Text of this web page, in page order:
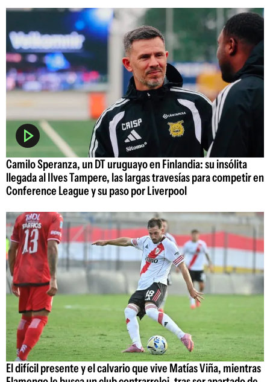
Camilo Speranza, un DT uruguayo en Finlandia: su insólita
llegada al Ilves Tampere, las largas travesías para competir en
Conference League y su paso por Liverpool
El difícil presente y el calvario que vive Matías Viña, mientras